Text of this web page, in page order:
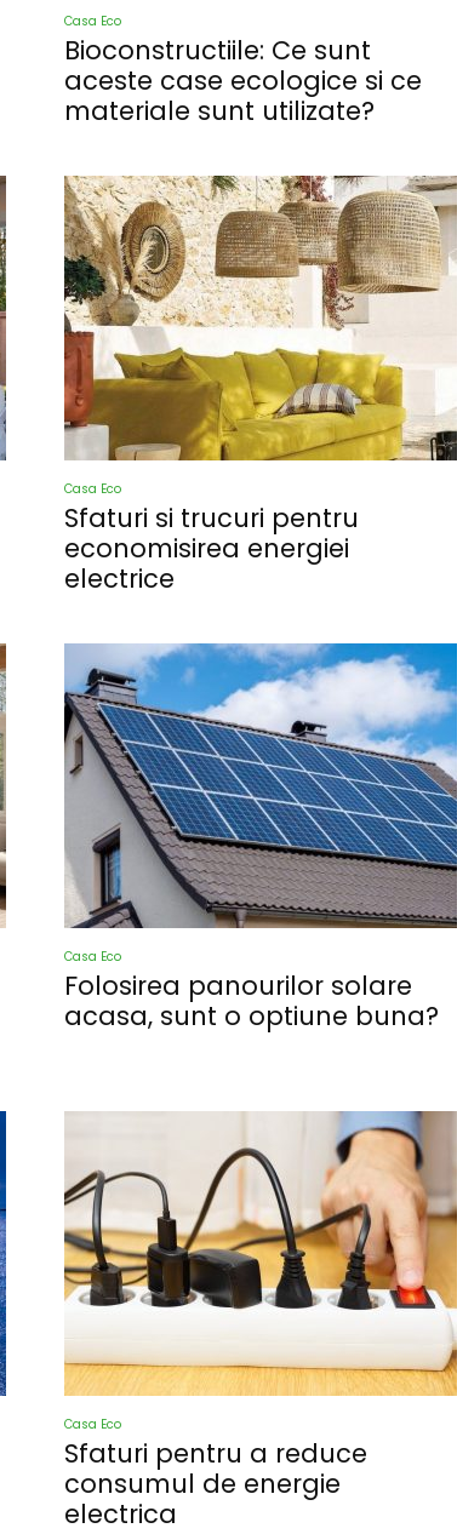
Casa Eco
Bioconstructiile: Ce sunt
aceste case ecologice si ce
materiale sunt utilizate?
Casa Eco
Sfaturi si trucuri pentru
economisirea energiei
electrice
Casa Eco
Folosirea panourilor solare
acasa, sunt o optiune buna?
Casa Eco
Sfaturi pentru a reduce
consumul de energie
electrica